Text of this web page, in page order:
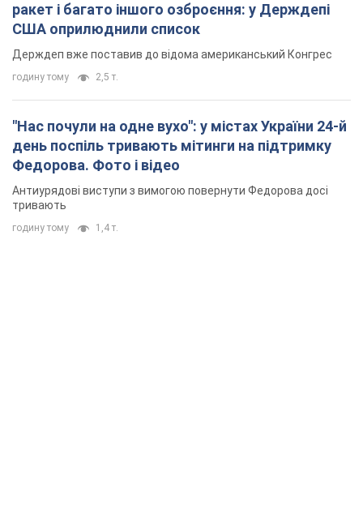
ракет і багато іншого озброєння: у Держдепі
США оприлюднили список
Держдеп вже поставив до відома американський Конгрес
годину тому 2,5 т.
"Нас почули на одне вухо": у містах України 24-й
день поспіль тривають мітинги на підтримку
Федорова. Фото і відео
Антиурядові виступи з вимогою повернути Федорова досі
тривають
годину тому 1,4 т.